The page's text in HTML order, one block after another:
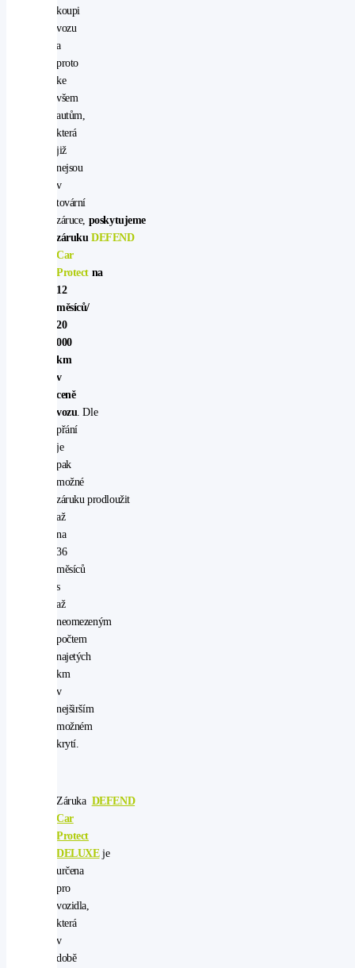
koupi
vozu
a
proto
ke
všem
autům,
která
již
nejsou
v
tovární
záruce, poskytujeme
zárukuDEFEND
Car
Protect na
12
měsíců/
20
000
km
v
ceně
vozu . Dle
přání
je
pak
možné
záruku prodloužit
až
na
36
měsíců
s
až
neomezeným
počtem
najetých
km
v
nejširším
možném
krytí.
Záruka DEFEND
Car
Protect
DELUXE je
určena
pro
vozidla,
která
v
době